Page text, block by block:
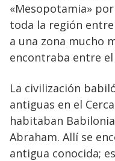
«Mesopotamia»
toda la región
a una zona mucho
encontraba entre
La civilización
antiguas en el
habitaban
Abraham. Allí se
antigua conocida;